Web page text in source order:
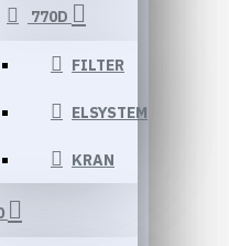
770D
FILTER
ELSYSTEM
KRAN